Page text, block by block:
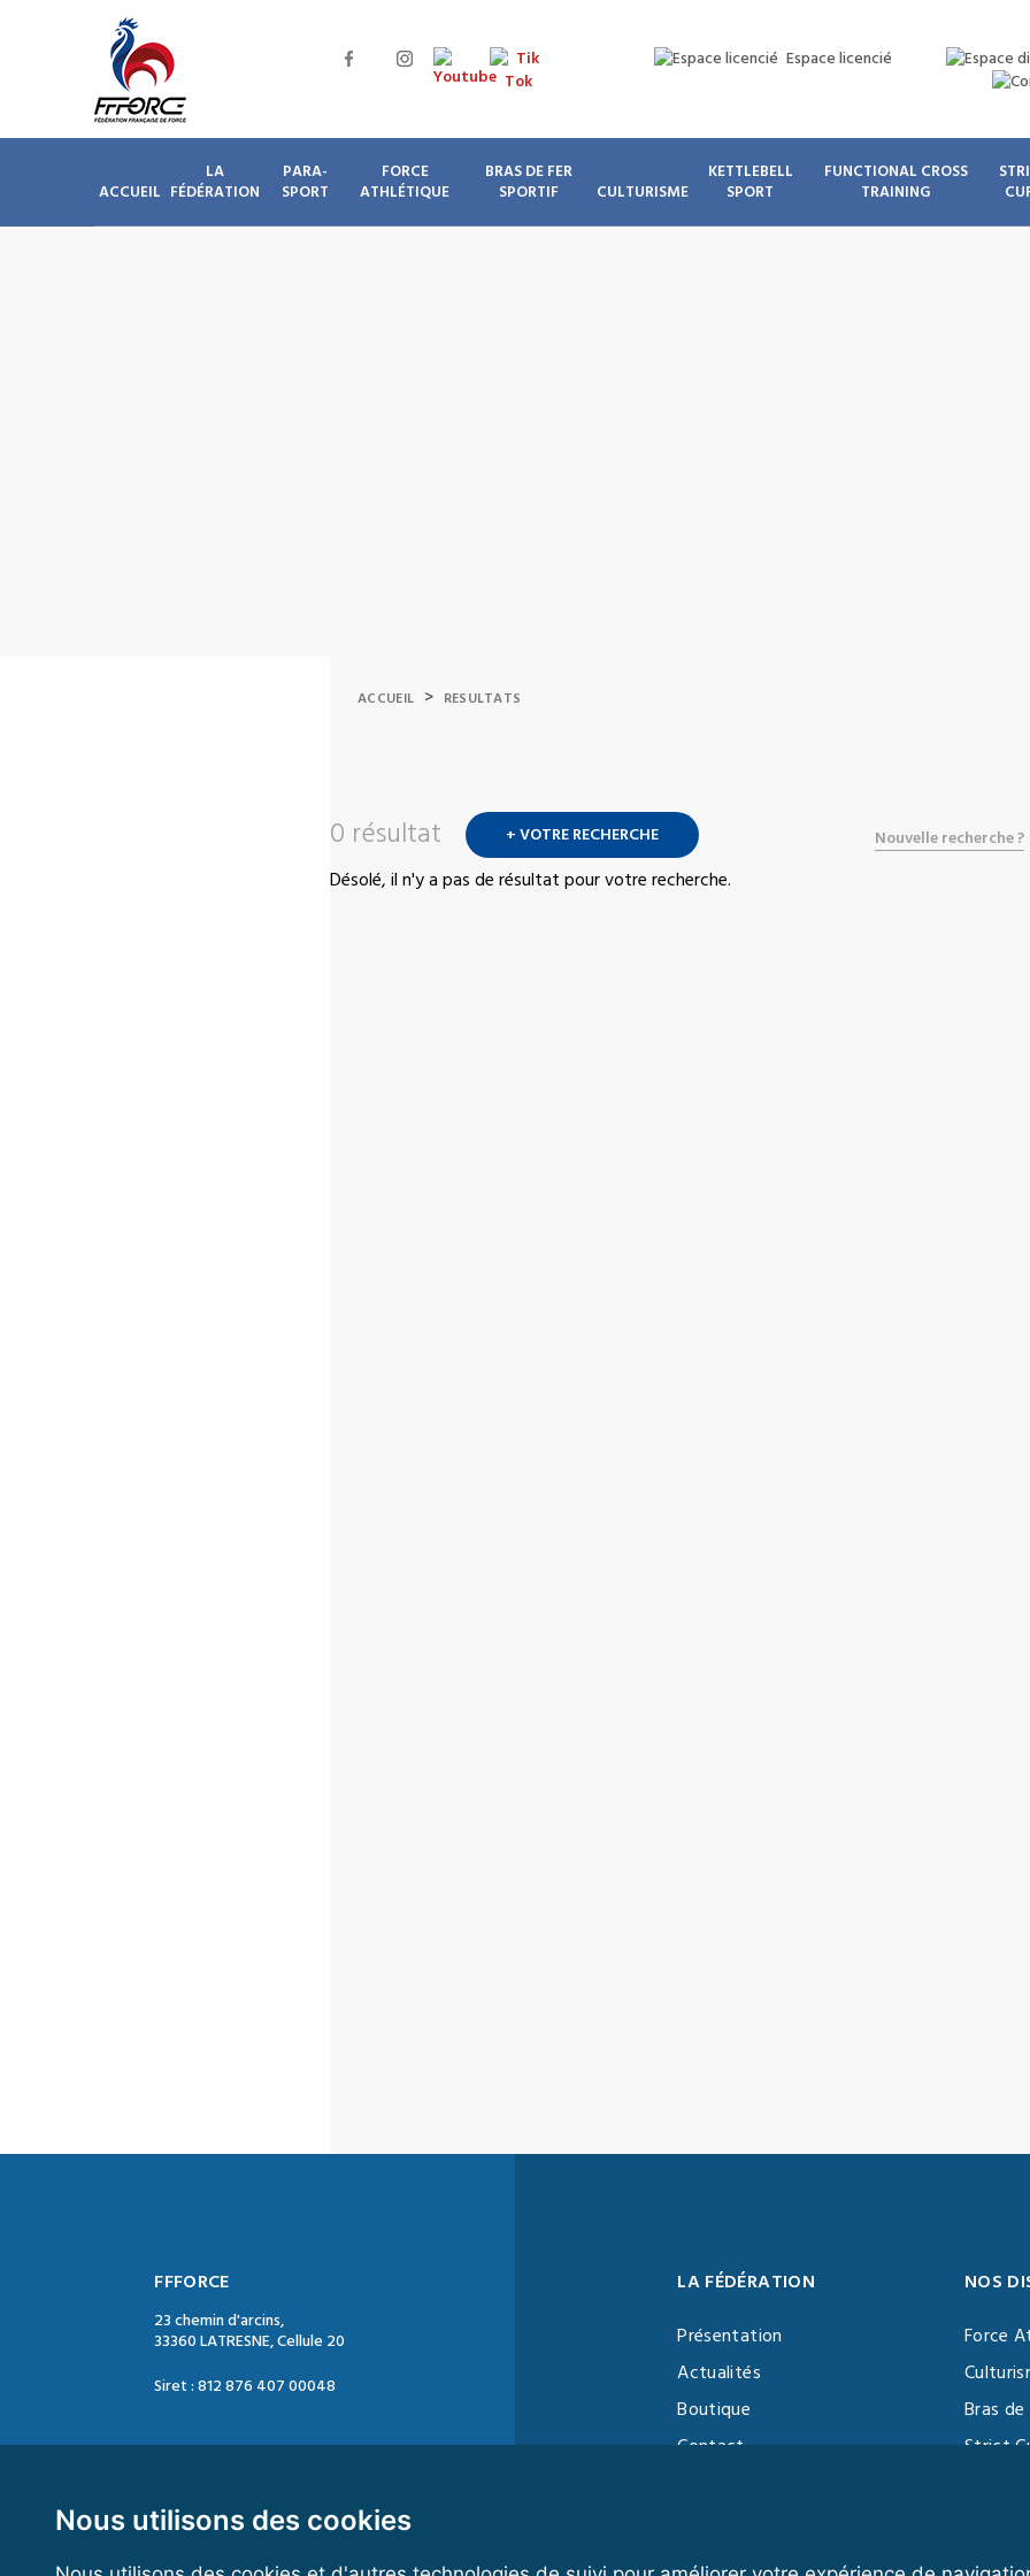
Nous utilisons des cookies
Espace licencié
ACCUEIL
LA
FÉDÉRATION
PARA-
SPORT
FORCE
ATHLÉTIQUE
BRAS DE FER
SPORTIF
CULTURISME
KETTLEBELL
SPORT
FUNCTIONAL CROSS
TRAINING
ACCUEIL > RESULTATS
0 résultat + VOTRE RECHERCHE Nouvelle recherche ?
Désolé, il n'y a pas de résultat pour votre recherche.
FFFORCE
23 chemin d'arcins,
33360 LATRESNE, Cellule 20
Siret : 812 876 407 00048
Mail : contact@ffforce.fr
LA FÉDÉRATION
Présentation
Actualités
Boutique
Contact
NOS
Force
Bras
Strict